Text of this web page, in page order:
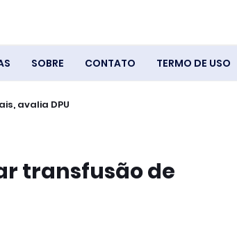
SOBRE CONTATO TERMO DE USO
avalia DPU
transfusão de